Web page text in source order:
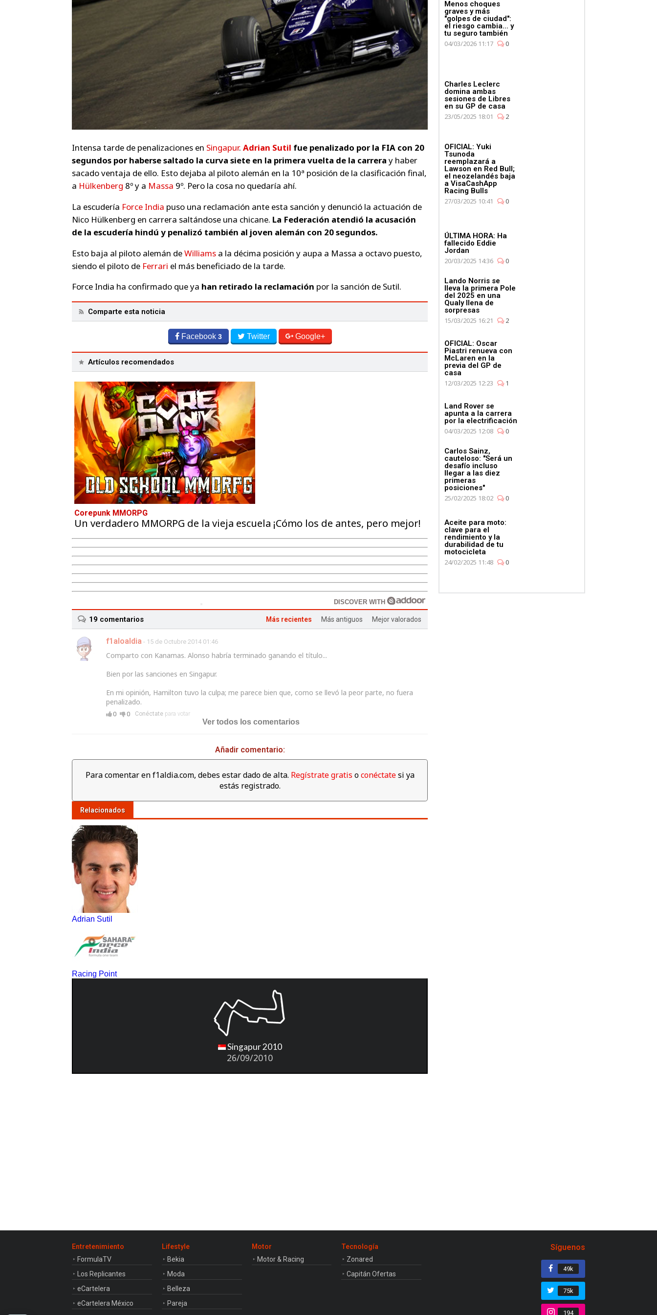
Intensa tarde de penalizaciones en Singapur. Adrian Sutil fue penalizado por la FIA con 20
segundos por haberse saltado la curva siete en la primera vuelta de la carrera y haber
sacado ventaja de ello. Esto dejaba al piloto alemán en la 10ª posición de la clasificación final,
a Hülkenberg 8º y a Massa 9º. Pero la cosa no quedaría ahí.
La escudería Force India puso una reclamación ante esta sanción y denunció la actuación de
Nico Hülkenberg en carrera saltándose una chicane. La Federación atendió la acusación
de la escudería hindú y penalizó también al joven alemán con 20 segundos.
Esto baja al piloto alemán deWilliams a la décima posición y aupa a Massa a octavo puesto,
siendo el piloto de Ferrari el más beneficiado de la tarde.
Force India ha confirmado que ya han retirado la reclamación por la sanción de Sutil.
Comparte esta noticia
Facebook 3 Twitter Google+
Artículos recomendados
Corepunk MMORPG
Un verdadero MMORPG de la vieja escuela ¡Cómo los de antes, pero mejor!
DISCOVER WITH
19 comentarios Más recientes Más antiguos Mejor valorados
f1aloaldia - 15 de Octubre 2014 01:46
Comparto con Kanamas. Alonso habría terminado ganando el título...
Bien por las sanciones en Singapur.
En mi opinión, Hamilton tuvo la culpa; me parece bien que, como se llevó la peor parte, no fuera
penalizado.
0 0 Conéctate para votar
Ver todos los comentarios
Añadir comentario:
Para comentar en f1aldia.com, debes estar dado de alta. Regístrate gratis oconéctatesi ya
estás registrado.
Relacionados
Adrian Sutil
Racing Point
Singapur 2010
26/09/2010
Menos choques
graves y más
"golpes de ciudad":
el riesgo cambia... y
tu seguro también
04/03/2026 11:17
0
Charles Leclerc
domina ambas
sesiones de Libres
en su GP de casa
23/05/2025 18:01
2
OFICIAL: Yuki
Tsunoda
reemplazará a
Lawson en Red Bull;
el neozelandés baja
a VisaCashApp
Racing Bulls
27/03/2025 10:41
0
ÚLTIMA HORA: Ha
fallecido Eddie
Jordan
20/03/2025 14:36
0
Lando Norris se
lleva la primera Pole
del 2025 en una
Qualy llena de
sorpresas
15/03/2025 16:21
2
OFICIAL: Oscar
Piastri renueva con
McLaren en la
previa del GP de
casa
12/03/2025 12:23
1
Land Rover se
apunta a la carrera
por la electrificación
04/03/2025 12:08
0
Carlos Sainz,
cauteloso: "Será un
desafío incluso
llegar a las diez
primeras
posiciones"
25/02/2025 18:02
0
Aceite para moto:
clave para el
rendimiento y la
durabilidad de tu
motocicleta
24/02/2025 11:48
0
Entretenimiento
FormulaTV
Los Replicantes
eCartelera
eCartelera México
Lifestyle
Bekia
Moda
Belleza
Pareja
Motor
Motor & Racing
Tecnología
Zonared
Capitán Ofertas
Síguenos
49k
75k
194